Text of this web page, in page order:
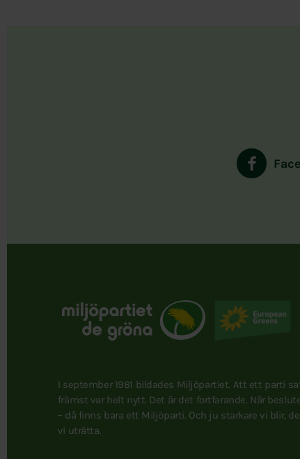
I september 1981 bildades Miljöpartiet. Att ett parti
främst var helt nytt. Det är det fortfarande. När
– då finns bara ett Miljöparti. Och ju starkare vi blir,
vi uträtta.